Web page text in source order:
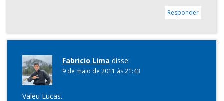
Responder
Fabricio Lima disse:
9 de maio de 2011 às 21:43
Valeu Lucas.